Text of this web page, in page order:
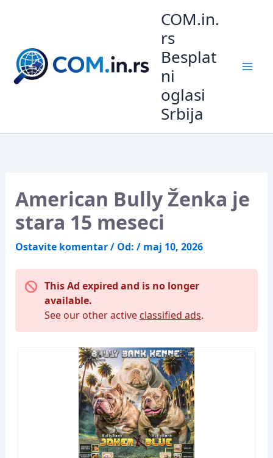
COM.in.
rs
Besplat
ni
oglasi
Srbija
American Bully Ženka je
stara 15 meseci
Ostavite komentar/ Od: / maj 10, 2026
This Ad expired and is no longer
available.
See our other active classified ads.